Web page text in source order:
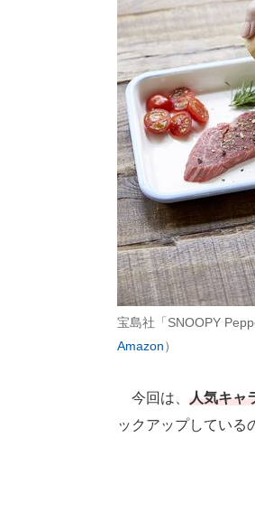
宝島社「SNOOPY
Amazon）
今回は、 人気キャ
ックアップしている